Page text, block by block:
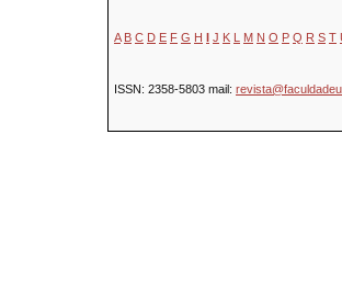
A B C D E F G H I J K L M N O P Q R S T
ISSN: 2358-5803 mail: